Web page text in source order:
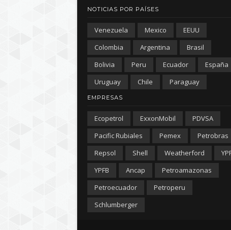
NOTICIAS POR PAÍSES
Venezuela Mexico
EEUU
Colombia
Argentina
Brasil
Bolivia
Peru Ecuador
España
Uruguay
Chile Paraguay
EMPRESAS
Ecopetrol ExxonMobil
PDVSA
Pacific Rubiales
Pemex
Petrobras
Repsol
Shell Weatherford
YPFB
Ancap
Petroamazonas
Petroecuador
Petroperu
Schlumberger